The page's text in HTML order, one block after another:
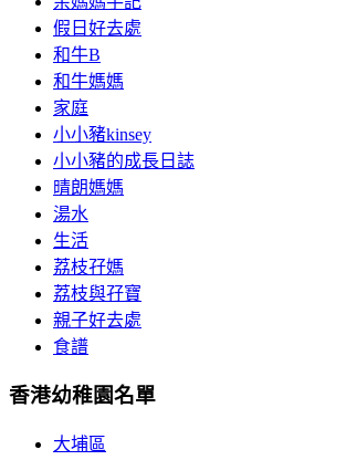
假日好去處
和牛B
和牛媽媽
家庭
小小豬kinsey
小小豬的成長日誌
晴朗媽媽
湯水
生活
荔枝孖媽
荔枝與孖寶
親子好去處
食譜
香港幼稚園名單
大埔區